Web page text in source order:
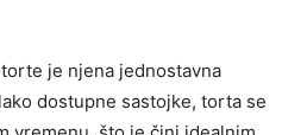
je njena jednostavna
dostupne sastojke, torta se